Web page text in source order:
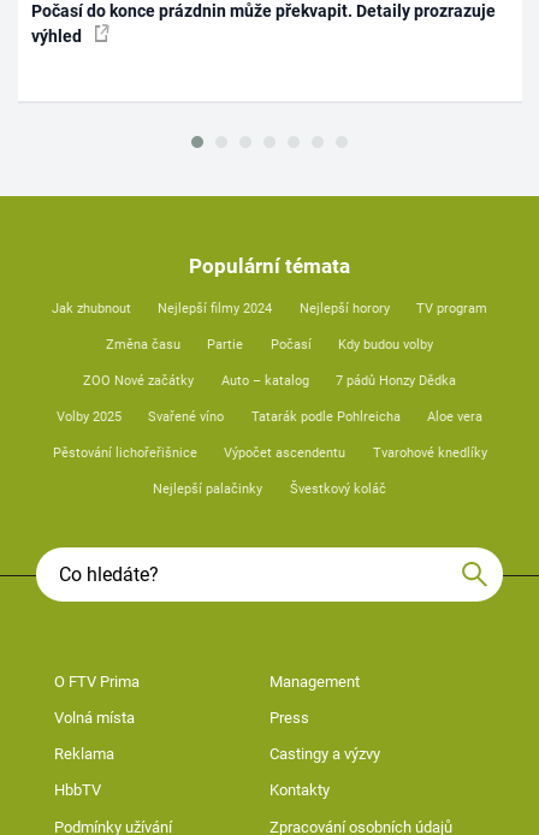
Počasí do konce prázdnin může překvapit. Detaily prozrazuje
výhled
Populární témata
Jak zhubnout Nejlepší filmy 2024 Nejlepší horory TV program
Změna času Partie Počasí Kdy budou volby
ZOO Nové začátky Auto – katalog 7 pádů Honzy Dědka
Volby 2025 Svařené víno Tatarák podle Pohlreicha Aloe vera
Pěstování lichořeřišnice Výpočet ascendentu Tvarohové knedlíky
Nejlepší palačinky Švestkový koláč
O FTV Prima Management
Volná místa Press
Reklama Castingy a výzvy
HbbTV Kontakty
Podmínky užívání Zpracování osobních údajů